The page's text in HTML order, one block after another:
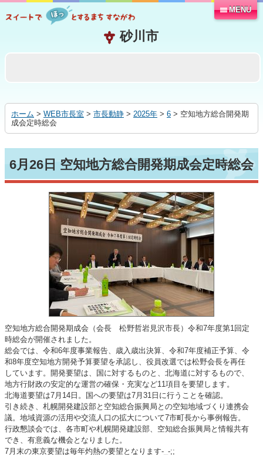
る
MENU
ホーム > WEB市長室 > 市長動静 > 2025年 > 6 > 空知地方総合開発期
成会定時総会
6月26日 空知地方総合開発期成会定時総会
空知地方総合開発期成会（会長 松野哲岩見沢市長）令和7年度第1回定
時総会が開催されました。
総会では、令和6年度事業報告、歳入歳出決算、令和7年度補正予算、令
和8年度空知地方開発予算要望を承認し、役員改選では松野会長を再任
しています。開発要望は、国に対するものと、北海道に対するもので、
地方行財政の安定的な運営の確保・充実など11項目を要望します。
北海道要望は7月14日。国への要望は7月31日に行うことを確認。
引き続き、札幌開発建設部と空知総合振興局との空知地域づくり連携会
議。地域資源の活用や交流人口の拡大について7市町長から事例報告。
行政懇談会では、各市町や札幌開発建設部、空知総合振興局と情報共有
でき、有意義な機会となりました。
7月末の東京要望は毎年灼熱の要望となります-_-;;